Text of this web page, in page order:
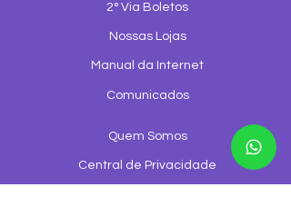
2° Via Boletos
Nossas Lojas
Manual da Internet
Comunicados
Quem Somos
Central de Privacidade